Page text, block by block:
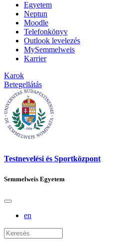
Egyetem
Neptun
Moodle
Telefonkönyv
Outlook levelezés
MySemmelweis
Karrier
Karok
Betegellátás
Testnevelési és Sportközpont
Semmelweis Egyetem
en